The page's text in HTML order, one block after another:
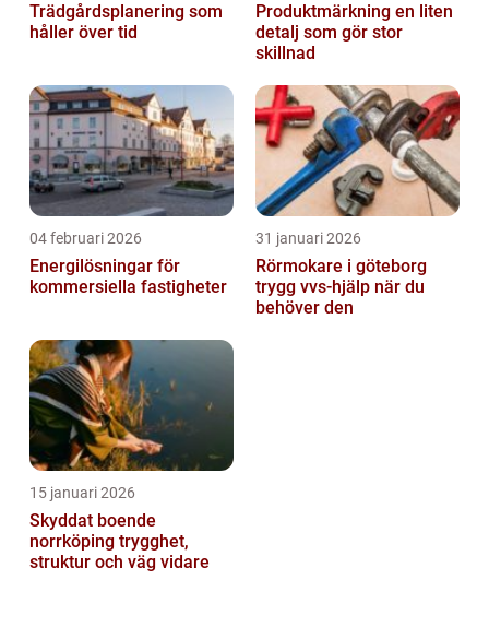
Trädgårdsplanering som
håller över tid
Produktmärkning en liten
detalj som gör stor
skillnad
04 februari 2026
Energilösningar för
kommersiella fastigheter
31 januari 2026
Rörmokare i göteborg
trygg vvs-hjälp när du
behöver den
15 januari 2026
Skyddat boende
norrköping trygghet,
struktur och väg vidare